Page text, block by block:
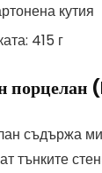
кутия
415 г
съдържа
тънките